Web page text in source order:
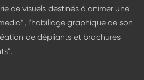
de visuels destinés à animer une
l'habillage graphique de son
de dépliants et brochures